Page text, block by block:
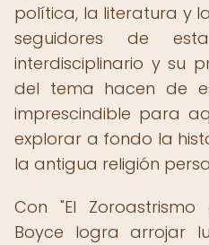
política, la literatura y
seguidores de
interdisciplinario y su
del tema hacen de
imprescindible para
explorar a fondo la
la antigua religión
Con "El
Boyce logra arrojar